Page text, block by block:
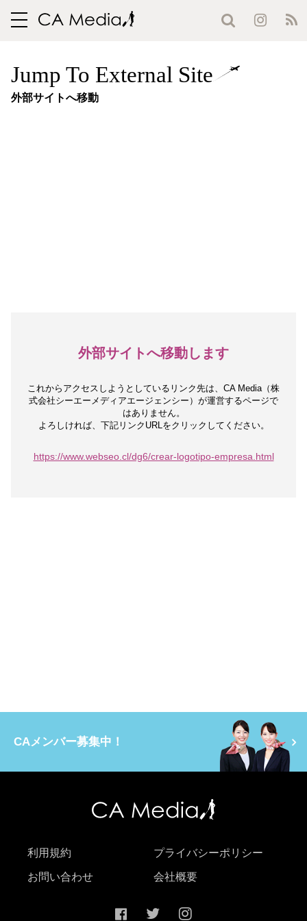
toggle
Jump To External Site
外部サイトへ移動
外部サイトへ移動します
これからアクセスしようとしているリンク先は、 CA Media（株
式会社シーエーメディアエージェンシー）が運営するページで
はありません。
よろしければ、下記リンクURLをクリックしてください。
https://www.webseo.cl/dg6/crear-logotipo-empresa.html
CAメンバー募集中！
利用規約 プライバシーポリシー
お問い合わせ 会社概要